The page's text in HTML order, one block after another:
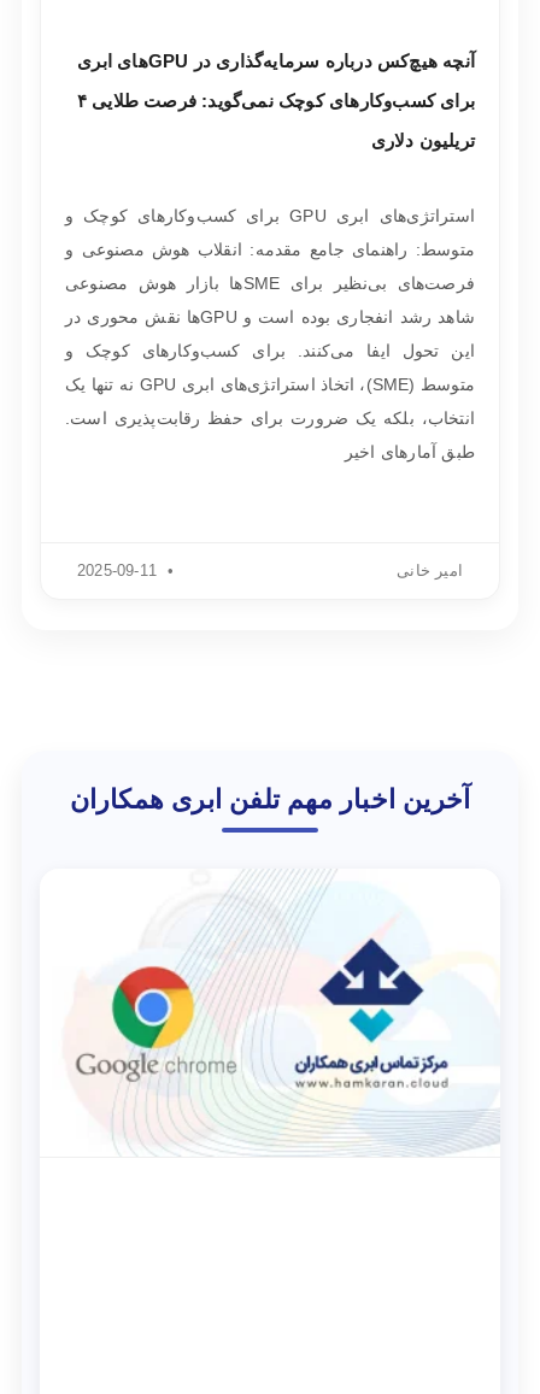
آنچه هیچ‌کس درباره سرمایه‌گذاری در GPUهای ابری
برای کسب‌وکارهای کوچک نمی‌گوید: فرصت طلایی ۴
تریلیون دلاری
استراتژی‌های ابری GPU برای کسب‌وکارهای کوچک و
متوسط: راهنمای جامع مقدمه: انقلاب هوش مصنوعی و
فرصت‌های بی‌نظیر برای SMEها بازار هوش مصنوعی
شاهد رشد انفجاری بوده است و GPUها نقش محوری در
این تحول ایفا می‌کنند. برای کسب‌وکارهای کوچک و
متوسط (SME)، اتخاذ استراتژی‌های ابری GPU نه تنها یک
انتخاب، بلکه یک ضرورت برای حفظ رقابت‌پذیری است.
طبق آمارهای اخیر
امیر خانی
آخرین اخبار مهم تلفن ابری همکاران